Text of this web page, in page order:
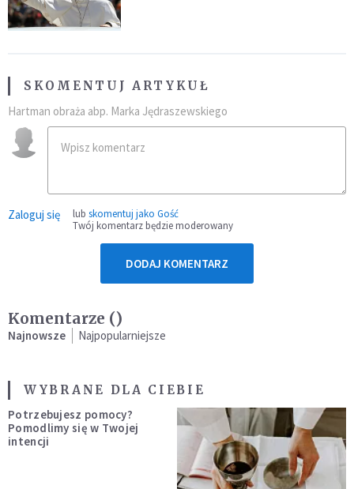
SKOMENTUJ ARTYKUŁ
Hartman obraża abp. Marka Jędraszewskiego
Zaloguj się lub skomentuj jako Gość
Twój komentarz będzie moderowany
DODAJ KOMENTARZ
Komentarze ()
Najnowsze Najpopularniejsze
WYBRANE DLA CIEBIE
Potrzebujesz pomocy?
Pomodlimy się w Twojej
intencji